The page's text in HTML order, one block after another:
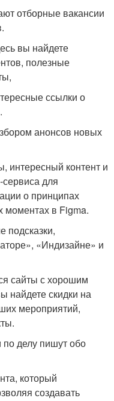
отборные вакансии
вы найдете
полезные
ссылки о
анонсов новых
интересный контент и
для
о принципах
моментах в Figma.
подсказки,
«Индизайне» и
сайты с хорошим
найдете скидки на
мероприятий,
делу пишут обо
который
создавать